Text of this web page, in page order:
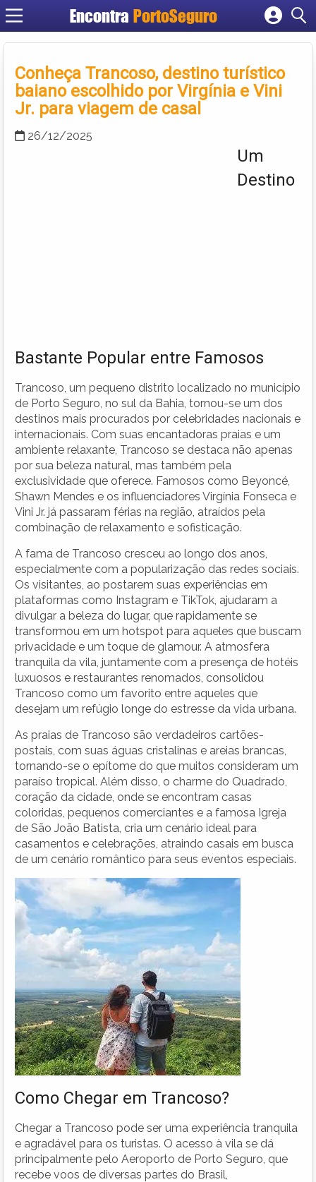
Encontra PortoSeguro
Cadastrar empresa
Criar conta
Conheça Trancoso, destino turístico
baiano escolhido por Virgínia e Vini
Jr. para viagem de casal
26/12/2025
Um
Destino
Bastante Popular entre Famosos
Trancoso, um pequeno distrito localizado no município
de Porto Seguro, no sul da Bahia, tornou-se um dos
destinos mais procurados por celebridades nacionais e
internacionais. Com suas encantadoras praias e um
ambiente relaxante, Trancoso se destaca não apenas
por sua beleza natural, mas também pela
exclusividade que oferece. Famosos como Beyoncé,
Shawn Mendes e os influenciadores Virgínia Fonseca e
Vini Jr. já passaram férias na região, atraídos pela
combinação de relaxamento e sofisticação.
A fama de Trancoso cresceu ao longo dos anos,
especialmente com a popularização das redes sociais.
Os visitantes, ao postarem suas experiências em
plataformas como Instagram e TikTok, ajudaram a
divulgar a beleza do lugar, que rapidamente se
transformou em um hotspot para aqueles que buscam
privacidade e um toque de glamour. A atmosfera
tranquila da vila, juntamente com a presença de hotéis
luxuosos e restaurantes renomados, consolidou
Trancoso como um favorito entre aqueles que
desejam um refúgio longe do estresse da vida urbana.
As praias de Trancoso são verdadeiros cartões-
postais, com suas águas cristalinas e areias brancas,
tornando-se o epítome do que muitos consideram um
paraíso tropical. Além disso, o charme do Quadrado,
coração da cidade, onde se encontram casas
coloridas, pequenos comerciantes e a famosa Igreja
de São João Batista, cria um cenário ideal para
casamentos e celebrações, atraindo casais em busca
de um cenário romântico para seus eventos especiais.
Como Chegar em Trancoso?
Chegar a Trancoso pode ser uma experiência tranquila
e agradável para os turistas. O acesso à vila se dá
principalmente pelo Aeroporto de Porto Seguro, que
recebe voos de diversas partes do Brasil,